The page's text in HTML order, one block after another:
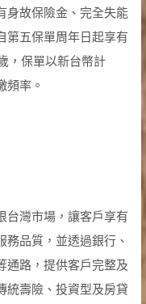
身故保險金、完全失能
第五保單周年日起享有
，保單以新台幣計
頻率。
台灣市場，讓客戶享有
品質，並透過銀行、
通路，提供客戶完整及
統壽險、投資型及房貸